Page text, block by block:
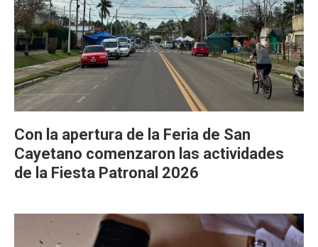
Con la apertura de la Feria de San
Cayetano comenzaron las actividades
de la Fiesta Patronal 2026